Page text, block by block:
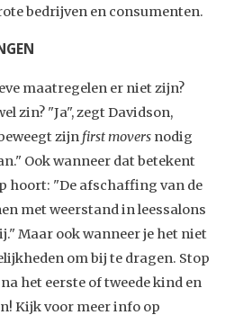
bedrijven en consumenten.
maatregelen er niet zijn?
zin? "Ja", zegt Davidson,
zijn first movers nodig
Ook wanneer dat betekent
hoort: "De afschaffing van de
met weerstand in leessalons
Maar ook wanneer je het niet
om bij te dragen. Stop
het eerste of tweede kind en
Kijk voor meer info op